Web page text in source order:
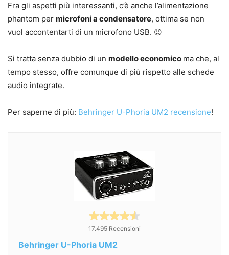
Fra gli aspetti più interessanti, c’è anche l’alimentazione
phantom per microfoni a condensatore, ottima se non
vuol accontentarti di un microfono USB. 😉
Si tratta senza dubbio di un modello economico ma che, al
tempo stesso, offre comunque di più rispetto alle schede
audio integrate.
Per saperne di più: Behringer U-Phoria UM2 recensione!
17.495 Recensioni
Behringer U-Phoria UM2